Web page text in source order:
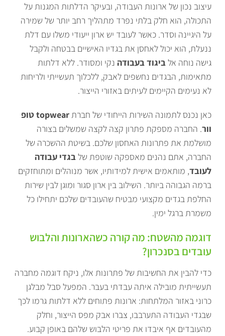
עיצוב נכון של ארונות העבודה, ובעיקר הדלתות המגנות על
התכולה, הוא חלק בלתי נפרד מתהליך רחב יותר של שמירה
על היגיינה וסדר. כאשר לעובד יש ארון ייעודי משלו עם דלת
ננעלת, הוא יכול לאחסן את בגדיו האישיים בבטחה ולקבל
גישה נוחה אלביגוד בעבודה נקי ומסודר. ללא דלתות
מתאימות, הבגדים נחשפים לאבק, ללכלוך תעשייתי ולריחות
לא נעימים הקיימים לעיתים באזורי הייצור.
כאן נכנס לתמונה השירות הייחודי של חברת
topwear טופ
וור. החברה מספקת פתרון קצה לקצה שמשלים בצורה
מושלמת את פתרונות האחסון שלכם. בשיטת ההשכרה של
החברה, אתם נהנים מאספקה שוטפת שלבגדי עבודה
לעובד, מותאמים אישית למידותיו, אשר מנוהלים ומתוחזקים
ברמה הגבוהה ביותר. השילוב בין ארון סגור ומוגן לבין שירות
החלפת בגדים מקצועי מבטיח שהעובדים שלכם יתחילו כל
משמרת ברגל ימין.
דוגמה מהשטח: מה קורה כשהארונות והלבוש
עובדים בסנכרון?
כדי להבין את החשיבות של פתרונות אלו, ניקח דוגמה מחברה
תעשייתית מובילה איתה עבדתי בעבר. המפעל סבל מבלגן
כרוני באזור המלתחות: ארונות פתוחים ללא דלתות גרמו לכך
שבגדי העבודה התערבבו, צברו אבק מפס הייצור, וחלק
מהעובדים אף איבדו את פריטי הלבוש שלהם באופן קבוע.